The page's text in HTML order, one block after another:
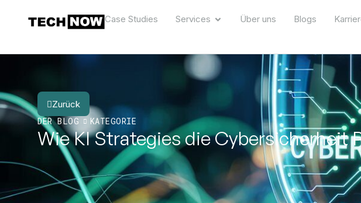
Case Studies Services Über uns Blogs
Zurück
DER BLOG
KATEGORIE
Wie KI Strategies die Cybersicherheit